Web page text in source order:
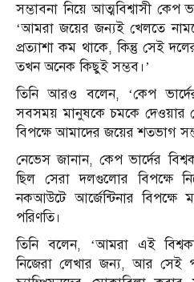
সম্ভাবনা নিয়ে আত্মবিশ্বাসী কেপ
‘আমরা জয়ের জন্যই খেলতে
প্রত্যাশা কম থাকে, কিন্তু সেই
তখন অনেক কিছুই সম্ভব।’
তিনি আরও বলেন, ‘কেপ
সবসময় মানুষকে চমকে দেওয়ার
বিপক্ষে আমাদের জয়ের শতভাগ
নেভেস জানান, কেপ ভার্দের
ছিল সেরা দলগুলোর বিপক্ষে
নকআউটে আর্জেন্টিনার বিপক্ষে
পরিণতি।
তিনি বলেন, ‘আমরা এই
নিজেরা লেখার জন্য, আর সেই